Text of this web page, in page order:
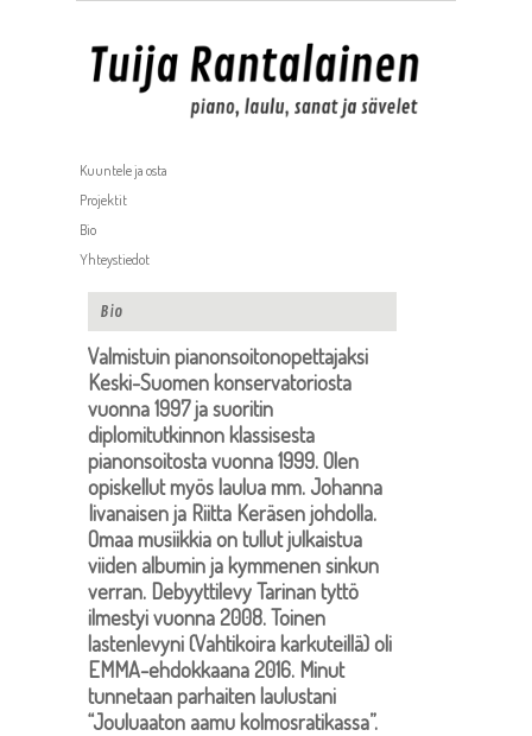
Kuuntele ja osta
Projektit
Bio
Yhteystiedot
Bio
Valmistuin pianonsoitonopettajaksi
Keski-Suomen konservatoriosta
vuonna 1997 ja suoritin
diplomitutkinnon klassisesta
pianonsoitosta vuonna 1999. Olen
opiskellut myös laulua mm. Johanna
Iivanaisen ja Riitta Keräsen johdolla.
Omaa musiikkia on tullut julkaistua
viiden albumin ja kymmenen sinkun
verran. Debyyttilevy Tarinan tyttö
ilmestyi vuonna 2008. Toinen
lastenlevyni (Vahtikoira karkuteillä) oli
EMMA-ehdokkaana 2016. Minut
tunnetaan parhaiten laulustani
“Jouluaaton aamu kolmosratikassa”.